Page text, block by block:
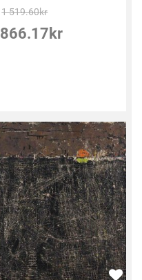
1 519.60kr
866.17 kr